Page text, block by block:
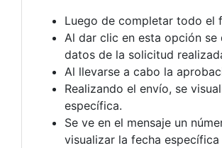
Luego de completar todo el
Al dar clic en esta opción
datos de la solicitud
Al llevarse a cabo la
Realizando el envío, se
específica.
Se ve en el mensaje un
visualizar la fecha